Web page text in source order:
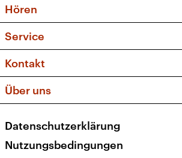
Sendungen und Podcasts
Musikliste
Kakadu – Das Kinderprogramm
Hören
Frequenzen (UKW + DAB+)
Service
FAQ
Apps
Newsletter
Veranstaltungen
Kontakt
Social Media
Über uns
Presse
Karriere
Datenschutzerklärung
Nutzungsbedingungen